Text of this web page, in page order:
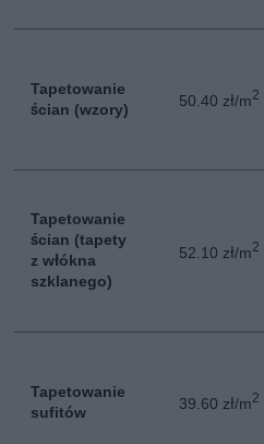
Tapetowanie
ścian (wzory)
50.40 zł/m2
Tapetowanie
ścian (tapety
z włókna
szklanego)
52.10 zł/m2
Tapetowanie
sufitów
39.60 zł/m2